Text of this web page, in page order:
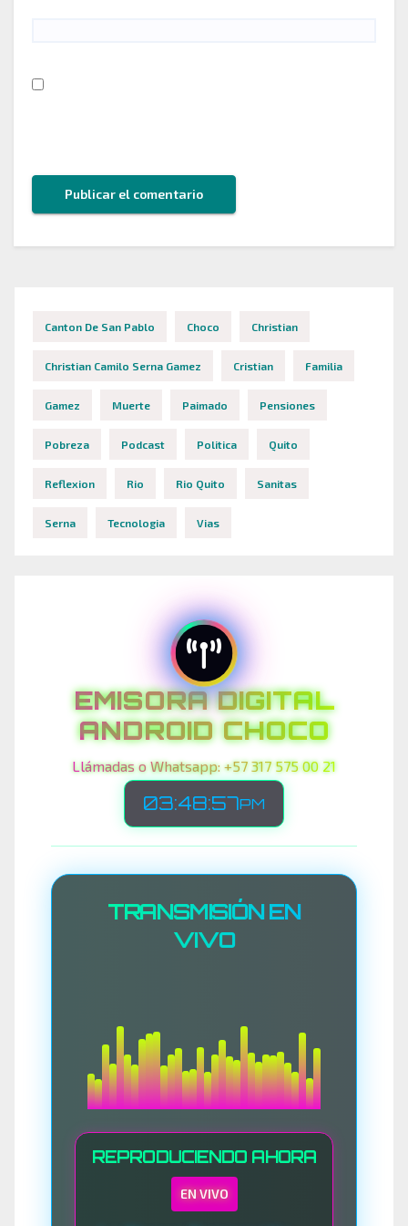
Canton De San Pablo Choco Christian
Christian Camilo Serna Gamez Cristian Familia
Gamez Muerte Paimado Pensiones
Pobreza Podcast Politica Quito
Reflexion Rio Rio Quito Sanitas
Serna Tecnologia Vias
EMISORA DIGITAL
ANDROID CHOCO
Llámadas o Whatsapp: +57 317 575 00 21
03:49:00PM
TRANSMISIÓN EN
VIVO
REPRODUCIENDO AHORA
EN VIVO